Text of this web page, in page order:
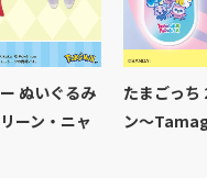
ぬいぐるみ
ーン・ニャ
たまごっち
ン～